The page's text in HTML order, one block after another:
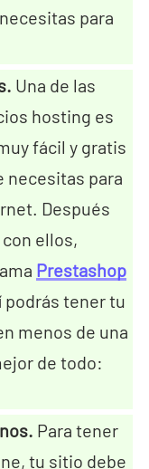
para
Una de las
hosting es
fácil y gratis
necesitas para
Después
ellos,
Prestashop
podrás tener tu
menos de una
de todo:
Para tener
tu sitio debe